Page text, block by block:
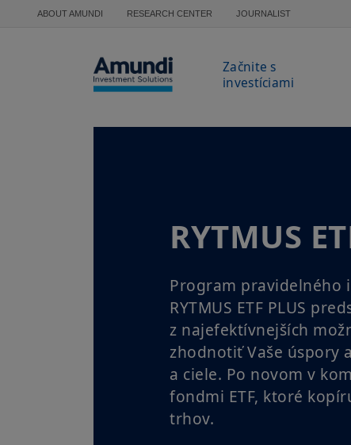
Skočiť na hlavný obsah
ABOUT AMUNDI RESEARCH CENTER JOURNALIST
Začnite s
investíciami
RYTMUS
Program pravidelného
RYTMUS ETF PLUS
z najefektívnejších
zhodnotiť Vaše úspory
a ciele. Po novom v
fondmi ETF, ktoré
trhov.